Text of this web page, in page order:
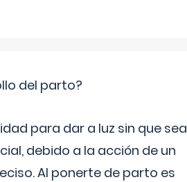
del parto?
para dar a luz sin que sea
debido a la acción de un
Al ponerte de parto es